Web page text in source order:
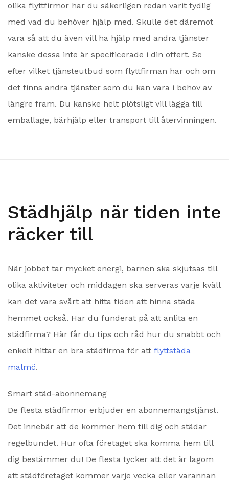
olika flyttfirmor har du säkerligen redan varit tydlig
med vad du behöver hjälp med. Skulle det däremot
vara så att du även vill ha hjälp med andra tjänster
kanske dessa inte är specificerade i din offert. Se
efter vilket tjänsteutbud som flyttfirman har och om
det finns andra tjänster som du kan vara i behov av
längre fram. Du kanske helt plötsligt vill lägga till
emballage, bärhjälp eller transport till återvinningen.
Städhjälp när tiden inte
räcker till
När jobbet tar mycket energi, barnen ska skjutsas till
olika aktiviteter och middagen ska serveras varje kväll
kan det vara svårt att hitta tiden att hinna städa
hemmet också. Har du funderat på att anlita en
städfirma? Här får du tips och råd hur du snabbt och
enkelt hittar en bra städfirma för att flyttstäda
malmö.
Smart städ-abonnemang
De flesta städfirmor erbjuder en abonnemangstjänst.
Det innebär att de kommer hem till dig och städar
regelbundet. Hur ofta företaget ska komma hem till
dig bestämmer du! De flesta tycker att det är lagom
att städföretaget kommer varje vecka eller varannan